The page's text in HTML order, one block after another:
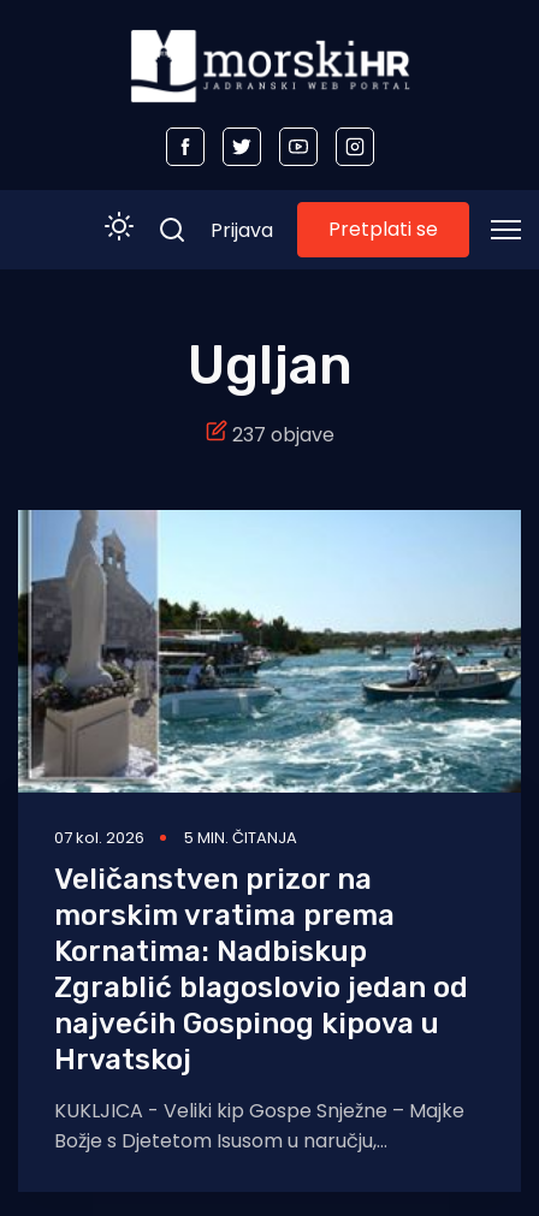
Turizam i nautika
Pomorstvo
Ribolov
Ekologija
Tradicija i kultura
Prijava Pretplati se
Ugljan
237 objave
07 kol. 2026 5 MIN. ČITANJA
Veličanstven prizor na
morskim vratima prema
Kornatima: Nadbiskup
Zgrablić blagoslovio jedan od
najvećih Gospinog kipova u
Hrvatskoj
KUKLJICA - Veliki kip Gospe Snježne – Majke
Božje s Djetetom Isusom u naručju,
Zgrablić za vrijeme